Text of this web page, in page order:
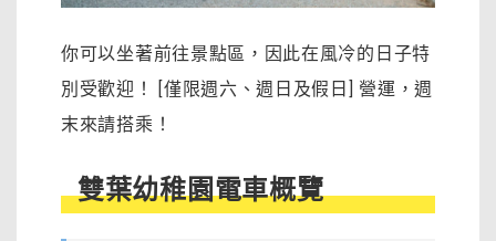
你可以坐著前往景點區，因此在風冷的日子特
別受歡迎！ [僅限週六、週日及假日] 營運，週
末來請搭乘！
雙葉幼稚園電車概覽